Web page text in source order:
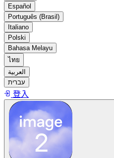
Español
Português (Brasil)
Italiano
Polski
Bahasa Melayu
ไทย
العربية
עברית
登入